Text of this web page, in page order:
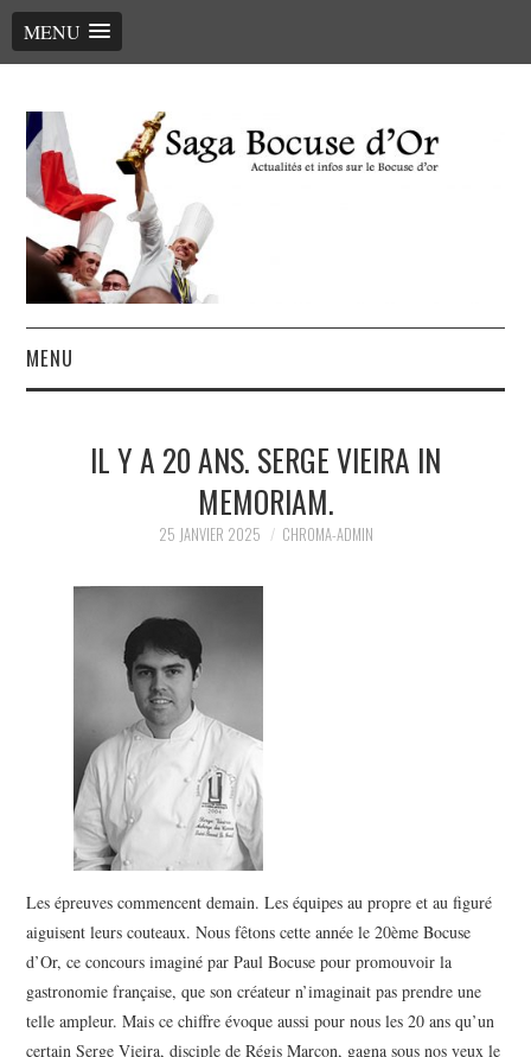
MENU
MENU
LE PALMARÈS, LES CHEFS
SAGA BOCUSE D’OR ?
IL Y A 20 ANS. SERGE VIEIRA IN
MEMORIAM.
25 JANVIER 2025 CHROMA-ADMIN
Les épreuves commencent demain. Les équipes au propre et au figuré
aiguisent leurs couteaux. Nous fêtons cette année le 20ème Bocuse
d’Or, ce concours imaginé par Paul Bocuse pour promouvoir la
gastronomie française, que son créateur n’imaginait pas prendre une
telle ampleur. Mais ce chiffre évoque aussi pour nous les 20 ans qu’un
certain Serge Vieira, disciple de Régis Marcon, gagna sous nos yeux le